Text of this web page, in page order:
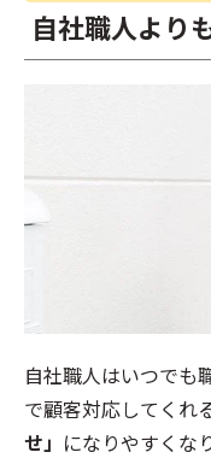
自社職人より
自社職人はいつでも
で顧客対応してくれ
せ」 になりやすくな